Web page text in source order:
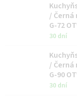
/ Černá
G-72
30 dní
/ Černá
G-90
30 dní